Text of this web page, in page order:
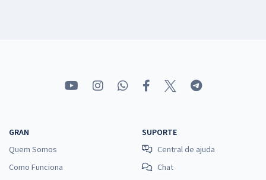
GRAN
Quem Somos
Como Funciona
SUPORTE
Central de ajuda
Chat